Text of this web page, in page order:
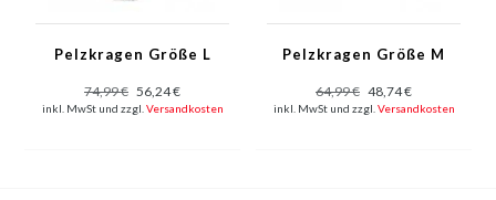
Pelzkragen Größe L
74,99 € 56,24 €
inkl. MwSt und zzgl. Versandkosten
Pelzkragen Größe M
64,99 € 48,74 €
inkl. MwSt und zzgl. Versandkosten